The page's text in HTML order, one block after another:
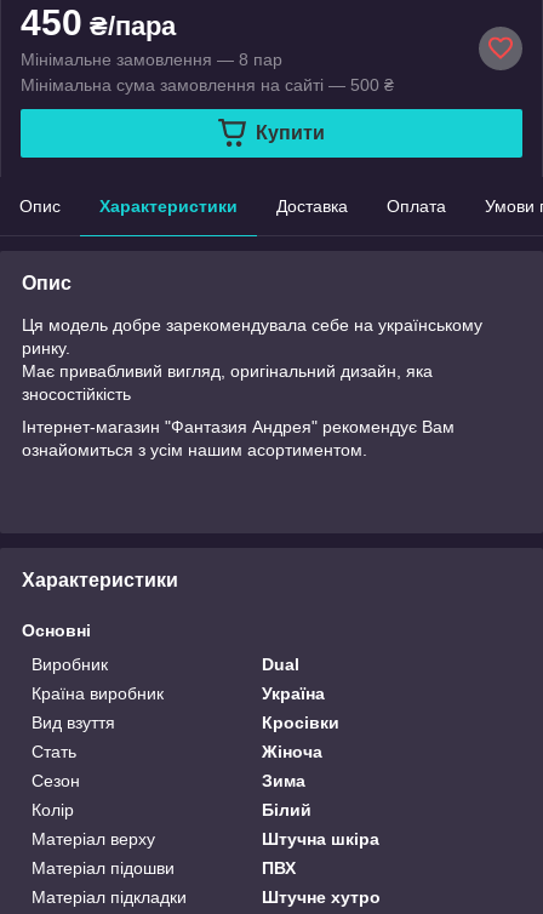
450 ₴/пара
Мінімальне замовлення — 8 пар
Мінімальна сума замовлення на сайті — 500 ₴
Купити
Опис Характеристики Доставка Оплата Умови
Опис
Ця модель добре зарекомендувала себе на українському
ринку.
Має привабливий вигляд, оригінальний дизайн, яка
зносостійкість
Інтернет-магазин "Фантазия Андрея" рекомендує Вам
ознайомиться з усім нашим асортиментом.
Характеристики
Основні
Виробник
Dual
Країна виробник
Україна
Вид взуття
Кросівки
Стать
Жіноча
Сезон
Зима
Колір
Білий
Матеріал верху
Штучна шкіра
Матеріал підошви
ПВХ
Матеріал підкладки
Штучне хутро